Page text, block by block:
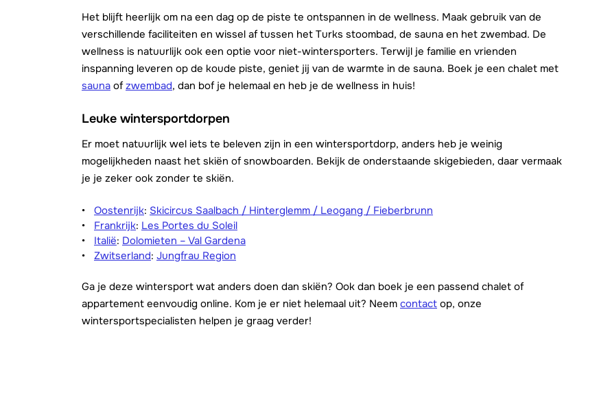
Het blijft heerlijk om na een dag op de piste te ontspannen in de wellness. Maak gebruik van de
verschillende faciliteiten en wissel af tussen het Turks stoombad, de sauna en het zwembad. De
wellness is natuurlijk ook een optie voor niet-wintersporters. Terwijl je familie en vrienden
inspanning leveren op de koude piste, geniet jij van de warmte in de sauna. Boek je een chalet met
sauna ofzwembad, dan bof je helemaal en heb je de wellness in huis!
Leuke wintersportdorpen
Er moet natuurlijk wel iets te beleven zijn in een wintersportdorp, anders heb je weinig
mogelijkheden naast het skiën of snowboarden. Bekijk de onderstaande skigebieden, daar vermaak
je je zeker ook zonder te skiën.
Oostenrijk: Skicircus Saalbach / Hinterglemm / Leogang / Fieberbrunn
Frankrijk: Les Portes du Soleil
Italië: Dolomieten – Val Gardena
Zwitserland: Jungfrau Region
Ga je deze wintersport wat anders doen dan skiën? Ook dan boek je een passend chalet of
appartement eenvoudig online. Kom je er niet helemaal uit? Neem contact op, onze
wintersportspecialisten helpen je graag verder!